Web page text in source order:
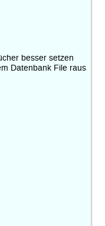
besser setzen
Datenbank File raus